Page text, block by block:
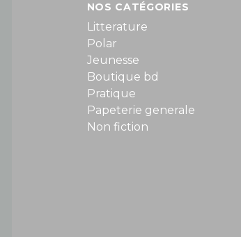
NOS CATÉGORIES
Litterature
Polar
Jeunesse
Boutique bd
Pratique
Papeterie generale
Non fiction